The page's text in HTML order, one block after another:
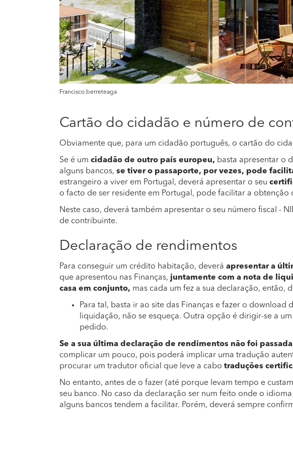
Francisco berreteaga
Cartão do cidadão e número de
Obviamente que, para um cidadão português, o cartão do
Se é um cidadão de outro país europeu, basta apresentar o
alguns bancos, se tiver o passaporte, por vezes, pode
estrangeiro a viver em Portugal, deverá apresentar o seu
o facto de ser residente em Portugal, pode facilitar a obtenção
Neste caso, deverá também apresentar o seu número fiscal -
de contribuinte.
Declaração de rendimentos
Para conseguir um crédito habitação, deverá apresentar a
que apresentou nas Finanças, juntamente com a nota de
casa em conjunto, mas cada um fez a sua declaração, então,
Para tal, basta ir ao site das Finanças e fazer o download
liquidação, não se esqueça. Outra opção é dirigir-se a
pedido.
Se a sua última declaração de rendimentos não foi
complicar um pouco, pois poderá implicar uma tradução
procurar um tradutor oficial que leve a cabo traduções
No entanto, antes de o fazer (até porque levam tempo e
seu banco. No caso da declaração ser num feito onde o
alguns bancos tendem a facilitar. Porém, deverá sempre